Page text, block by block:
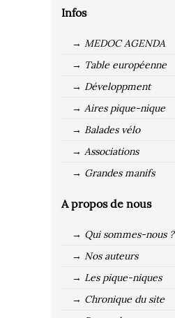
Infos
→ MEDOC AGENDA
→ Table européenne
→ Développment
→ Aires pique-nique
→ Balades vélo
→ Associations
→ Grandes manifs
A propos de nous
→ Qui sommes-nous ?
→ Nos auteurs
→ Les pique-niques
→ Chronique du site